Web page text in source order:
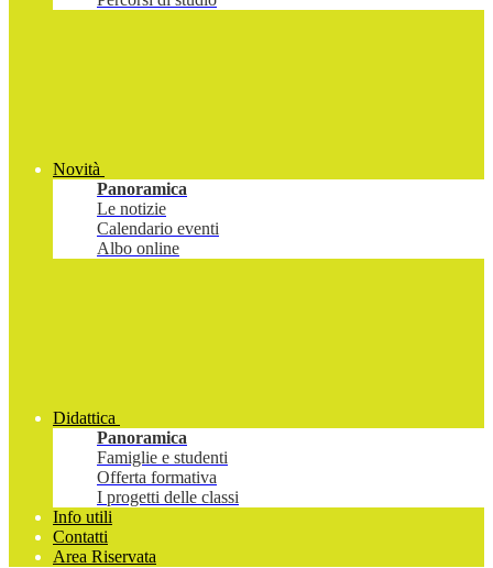
Novità
Panoramica
Le notizie
Calendario eventi
Albo online
Didattica
Panoramica
Famiglie e studenti
Offerta formativa
I progetti delle classi
Info utili
Contatti
Area Riservata